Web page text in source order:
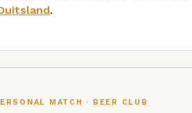
.
MATCH · BEER CLUB